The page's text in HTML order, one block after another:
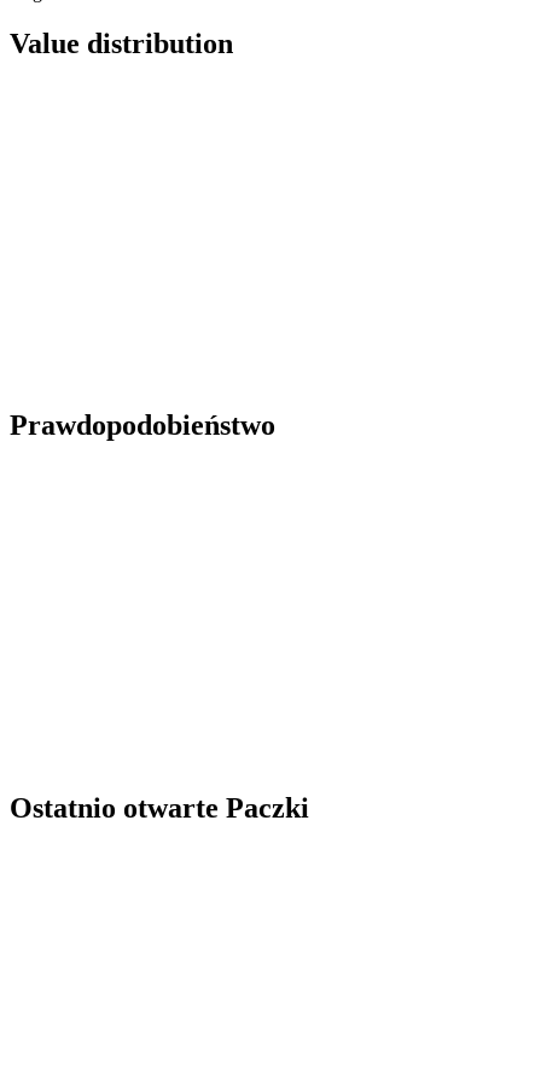
Value distribution
Prawdopodobieństwo
Ostatnio otwarte Paczki